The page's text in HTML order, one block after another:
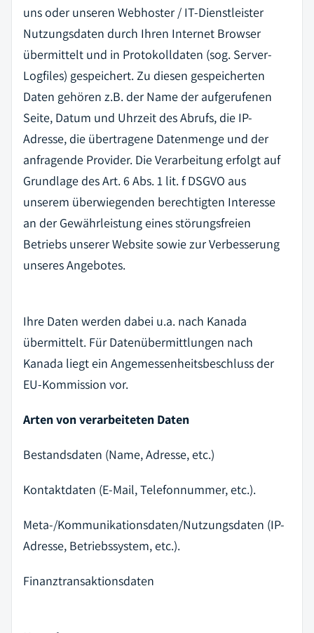
uns oder unseren Webhoster / IT-Dienstleister
Nutzungsdaten durch Ihren Internet Browser
übermittelt und in Protokolldaten (sog. Server-
Logfiles) gespeichert. Zu diesen gespeicherten
Daten gehören z.B. der Name der aufgerufenen
Seite, Datum und Uhrzeit des Abrufs, die IP-
Adresse, die übertragene Datenmenge und der
anfragende Provider. Die Verarbeitung erfolgt auf
Grundlage des Art. 6 Abs. 1 lit. f DSGVO aus
unserem überwiegenden berechtigten Interesse
an der Gewährleistung eines störungsfreien
Betriebs unserer Website sowie zur Verbesserung
unseres Angebotes.
Ihre Daten werden dabei u.a. nach Kanada
übermittelt. Für Datenübermittlungen nach
Kanada liegt ein Angemessenheitsbeschluss der
EU-Kommission vor.
Arten von verarbeiteten Daten
Bestandsdaten (Name, Adresse, etc.)
Kontaktdaten (E-Mail, Telefonnummer, etc.).
Meta-/Kommunikationsdaten/Nutzungsdaten (IP-
Adresse, Betriebssystem, etc.).
Finanztransaktionsdaten